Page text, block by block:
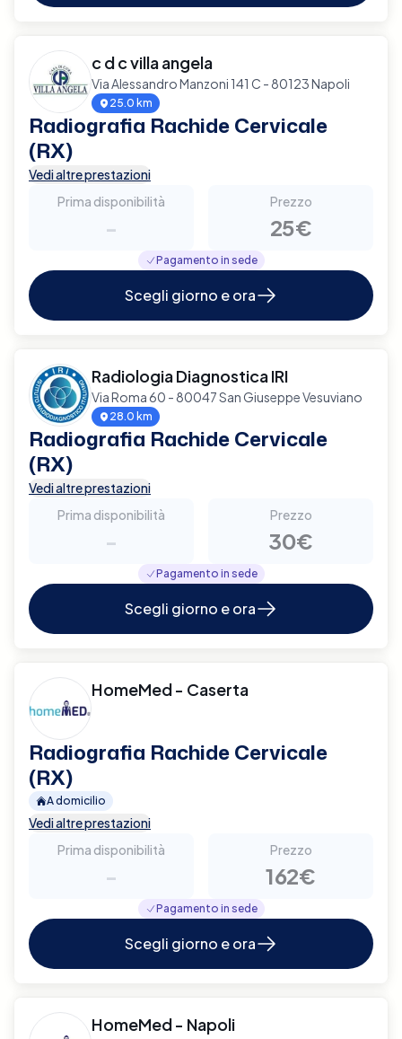
c d c villa angela
Via Alessandro Manzoni 141 C - 80123 Napoli
25.0 km
Radiografia Rachide Cervicale
(RX)
Vedi altre prestazioni
Prima disponibilità
-
Prezzo
25€
Pagamento in sede
Scegli giorno e ora
Radiologia Diagnostica IRI
Via Roma 60 - 80047 San Giuseppe Vesuviano
28.0 km
Radiografia Rachide Cervicale
(RX)
Vedi altre prestazioni
Prima disponibilità
-
Prezzo
30€
Pagamento in sede
Scegli giorno e ora
HomeMed - Caserta
Radiografia Rachide Cervicale
(RX)
A domicilio
Vedi altre prestazioni
Prima disponibilità
-
Prezzo
162€
Pagamento in sede
Scegli giorno e ora
HomeMed - Napoli